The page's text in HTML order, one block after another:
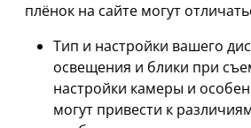
плёнок на сайте могут
Тип и настройки вашего
освещения и блики при
настройки камеры и
могут привести к